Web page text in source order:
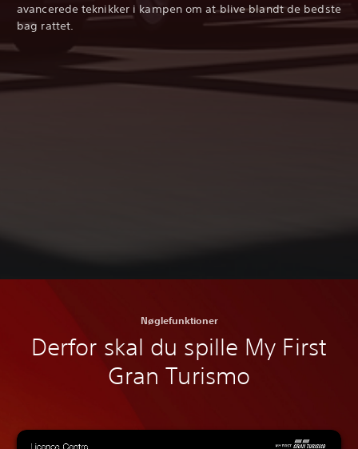
avancerede teknikker i kampen om at blive blandt de bedste
bag rattet.
Nøglefunktioner
Derfor skal du spille My First
Gran Turismo